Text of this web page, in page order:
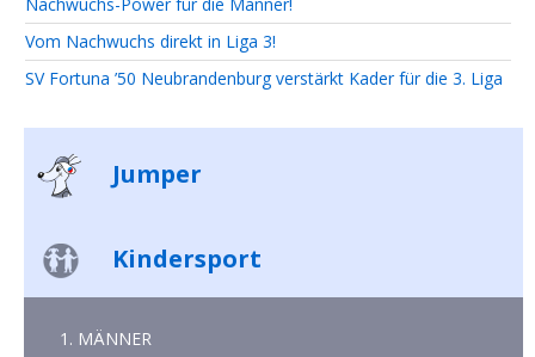
Vom Nachwuchs direkt in Liga 3!
SV Fortuna ’50 Neubrandenburg verstärkt Kader für die 3. Liga
Jumper
Kindersport
1. MÄNNER